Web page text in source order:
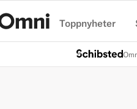
Toppnyheter